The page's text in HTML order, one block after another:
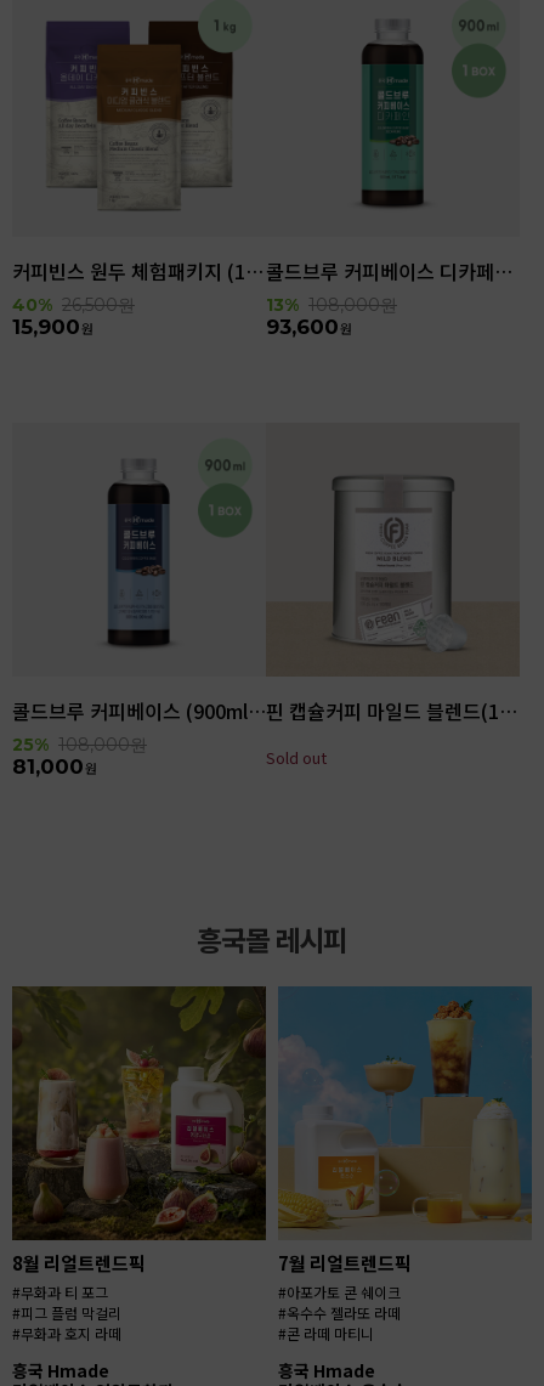
커피빈스 원두 체험패키지 (1kg)
40% 26,500원
15,900원
콜드브루 커피베이스 디카페인 (900ml x 6ea)
13% 108,000원
93,600원
콜드브루 커피베이스 (900ml x 6ea)
25% 108,000원
81,000원
핀 캡슐커피 마일드 블렌드(100입)
Sold out
흥국몰 레시피
8월 리얼트렌드픽
#무화과 티 포그
#피그 플럼 막걸리
#무화과 호지 라떼
흥국 Hmade
7월 리얼트렌드픽
#아포가토 콘 쉐이크
#옥수수 젤라또 라떼
#콘 라떼 마티니
흥국 Hmade